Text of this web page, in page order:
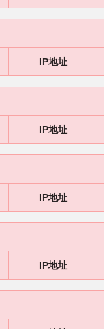
IP地址
IP地址
IP地址
IP地址